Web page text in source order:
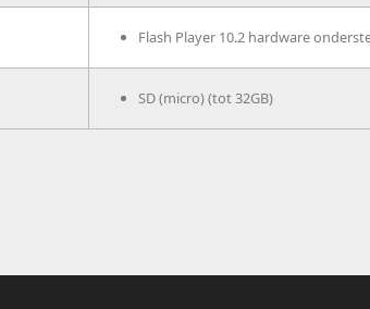
Flash Player 10.2 hardware
SD (micro) (tot 32GB)